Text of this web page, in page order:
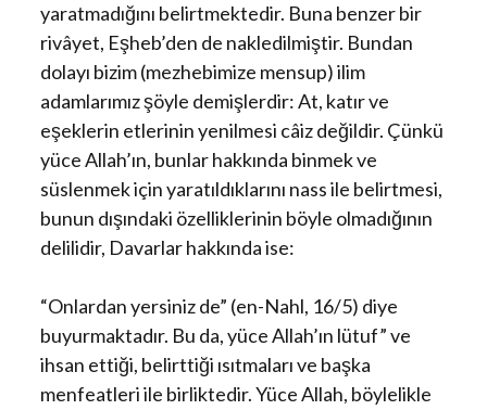
yaratmadığını belirtmektedir. Buna benzer bir
rivâyet, Eşheb’den de nakledilmiştir. Bundan
dolayı bizim (mezhebimize mensup) ilim
adamlarımız şöyle demişlerdir: At, katır ve
eşeklerin etlerinin yenilmesi câiz değildir. Çünkü
yüce Allah’ın, bunlar hakkında binmek ve
süslenmek için yaratıldıklarını nass ile belirtmesi,
bunun dışındaki özelliklerinin böyle olmadığının
delilidir, Davarlar hakkında ise:
“Onlardan yersiniz de” (en-Nahl, 16/5) diye
buyurmaktadır. Bu da, yüce Allah’ın lütuf” ve
ihsan ettiği, belirttiği ısıtmaları ve başka
menfeatleri ile birliktedir. Yüce Allah, böylelikle